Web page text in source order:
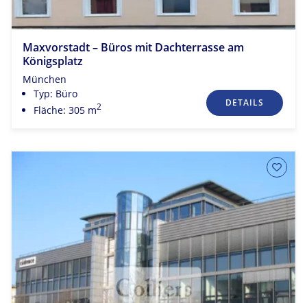
Maxvorstadt – Büros mit Dachterrasse am
Königsplatz
München
Typ: Büro
Fläche: 305 m2 DETAILS